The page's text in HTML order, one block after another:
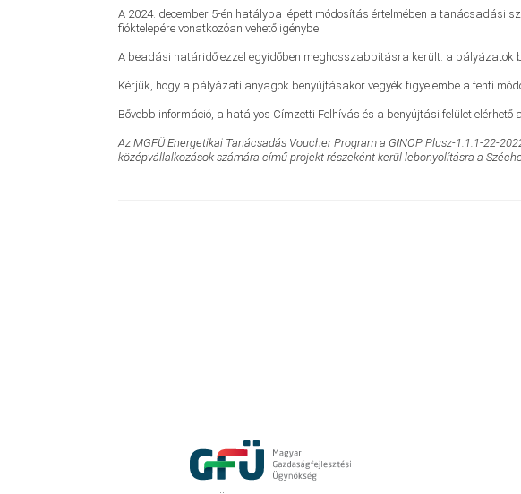
A 2024. december 5-én hatályba lépett módosítás értelmében a tanácsadási
fióktelepére vonatkozóan vehető igénybe.
A beadási határidő ezzel egyidőben meghosszabbításra került: a pályázatok
Kérjük, hogy a pályázati anyagok benyújtásakor vegyék figyelembe a fenti
Bővebb információ, a hatályos Címzetti Felhívás és a benyújtási felület
Az MGFÜ Energetikai Tanácsadás Voucher Program a GINOP Plusz-1.1.1-22-
középvállalkozások számára című projekt részeként kerül lebonyolításra a